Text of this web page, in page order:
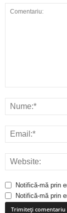
Notifică-mă prin
Notifică-mă prin